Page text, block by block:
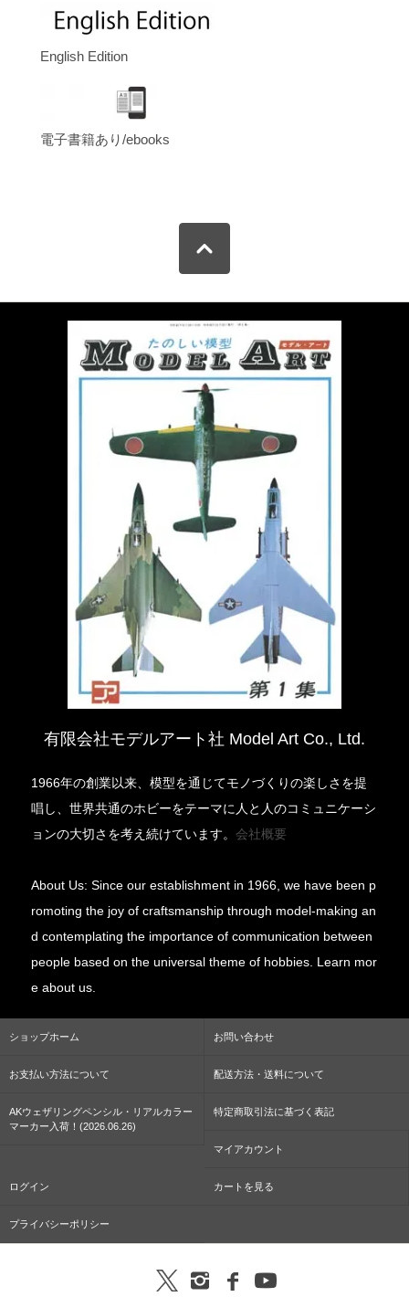
English Edition
電子書籍あり/ebooks
有限会社モデルアート社 Model Art Co., Ltd.
1966年の創業以来、模型を通じてモノづくりの楽しさを提
唱し、世界共通のホビーをテーマに人と人のコミュニケーシ
ョンの大切さを考え続けています。会社概要
About Us: Since our establishment in 1966, we have been p
romoting the joy of craftsmanship through model-making an
d contemplating the importance of communication between
people based on the universal theme of hobbies. Learn mor
e about us.
ショップホーム お問い合わせ
お支払い方法について 配送方法・送料について
AKウェザリングペンシル・リアルカラー
マーカー入荷！(2026.06.26)
特定商取引法に基づく表記
マイアカウント
ログイン カートを見る
プライバシーポリシー